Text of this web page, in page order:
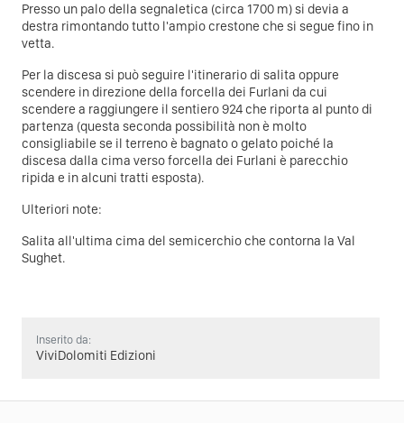
Presso un palo della segnaletica (circa 1700 m) si devia a
destra rimontando tutto l'ampio crestone che si segue fino in
vetta.
Per la discesa si può seguire l'itinerario di salita oppure
scendere in direzione della forcella dei Furlani da cui
scendere a raggiungere il sentiero 924 che riporta al punto di
partenza (questa seconda possibilità non è molto
consigliabile se il terreno è bagnato o gelato poiché la
discesa dalla cima verso forcella dei Furlani è parecchio
ripida e in alcuni tratti esposta).
Ulteriori note:
Salita all'ultima cima del semicerchio che contorna la Val
Sughet.
Inserito da:
ViviDolomiti Edizioni